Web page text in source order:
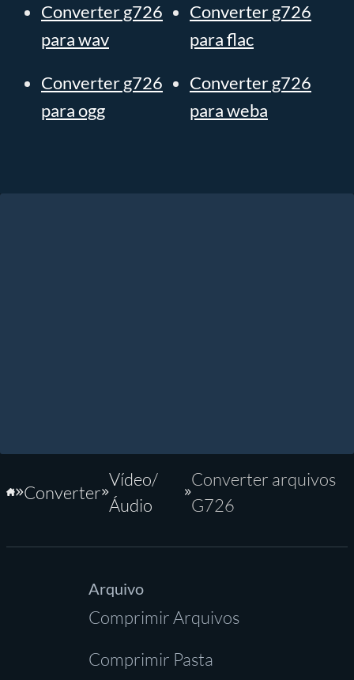
Converter g726
para wav
Converter g726
para flac
Converter g726
para ogg
Converter g726
para weba
Início
Converter
Vídeo/
Áudio
Converter arquivos
G726
Arquivo
Comprimir Arquivos
Comprimir Pasta